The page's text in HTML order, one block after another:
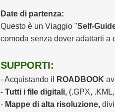
Date di partenza:
Questo è un Viaggio "Self-
comoda senza dover adattarti a
SUPPORTI:
- Acquistando il ROADBOOK
- Tutti i file digitali,(.GPX,
- Mappe di alta risoluzione,